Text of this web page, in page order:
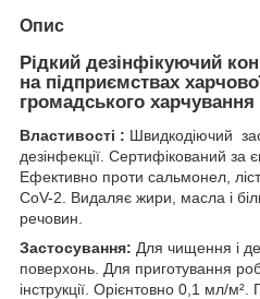
Опис
Рідкий дезінфікуючий
на підприємствах
громадського
Властивості : Швидкодіючий
дезінфекції. Сертифікований за
Ефективно проти сальмонел,
CoV-2. Видаляє жири, масла і
речовин.
Застосування: Для чищення і
поверхонь. Для приготування
інструкції. Орієнтовно 0,1 мл/